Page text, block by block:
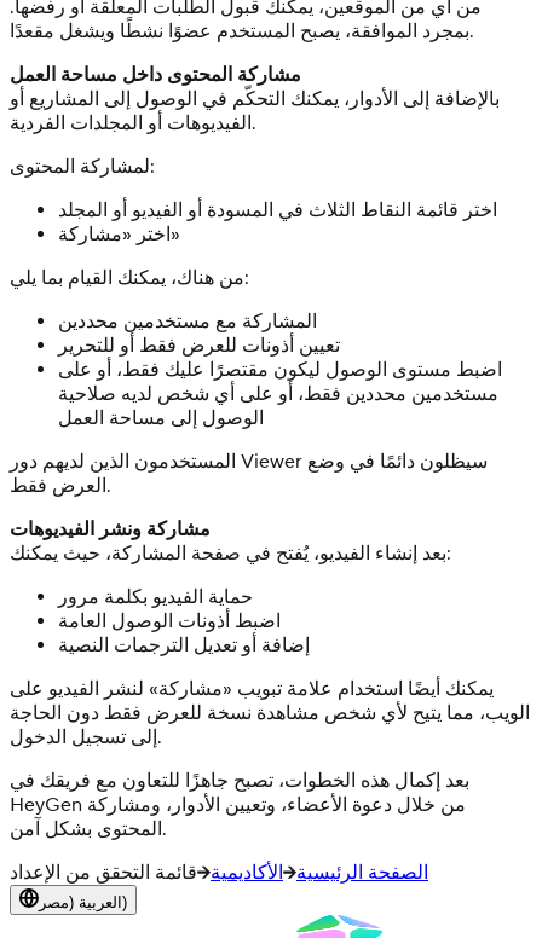
من أي من الموقعين، يمكنك قبول الطلبات المعلّقة أو رفضها.
بمجرد الموافقة، يصبح المستخدم عضوًا نشطًا ويشغل مقعدًا.
مشاركة المحتوى داخل مساحة العمل
بالإضافة إلى الأدوار، يمكنك التحكّم في الوصول إلى المشاريع أو
الفيديوهات أو المجلدات الفردية.
لمشاركة المحتوى:
اختر قائمة النقاط الثلاث في المسودة أو الفيديو أو المجلد
اختر «مشاركة»
من هناك، يمكنك القيام بما يلي:
المشاركة مع مستخدمين محددين
تعيين أذونات للعرض فقط أو للتحرير
اضبط مستوى الوصول ليكون مقتصرًا عليك فقط، أو على
مستخدمين محددين فقط، أو على أي شخص لديه صلاحية
الوصول إلى مساحة العمل
المستخدمون الذين لديهم دور Viewer سيظلون دائمًا في وضع
العرض فقط.
مشاركة ونشر الفيديوهات
بعد إنشاء الفيديو، يُفتح في صفحة المشاركة، حيث يمكنك:
حماية الفيديو بكلمة مرور
اضبط أذونات الوصول العامة
إضافة أو تعديل الترجمات النصية
يمكنك أيضًا استخدام علامة تبويب «مشاركة» لنشر الفيديو على
الويب، مما يتيح لأي شخص مشاهدة نسخة للعرض فقط دون الحاجة
إلى تسجيل الدخول.
بعد إكمال هذه الخطوات، تصبح جاهزًا للتعاون مع فريقك في
HeyGen من خلال دعوة الأعضاء، وتعيين الأدوار، ومشاركة
المحتوى بشكل آمن.
الصفحة الرئيسية
الأكاديمية قائمة التحقق من الإعداد
العربية (مصر)